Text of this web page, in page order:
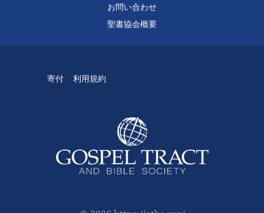
お問い合わせ
聖書協会概要
寄付 利用規約